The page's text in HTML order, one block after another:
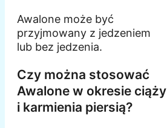
Awalone może być
przyjmowany z jedzeniem
lub bez jedzenia.
Czy można stosować
Awalone w okresie ciąży
i karmienia piersią?